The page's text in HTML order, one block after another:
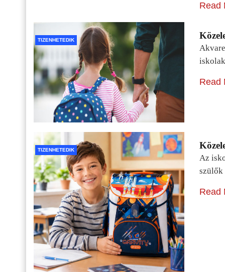
Read
TIZENHETEDIK
Read
TIZENHETEDIK
Az
szülők
Read